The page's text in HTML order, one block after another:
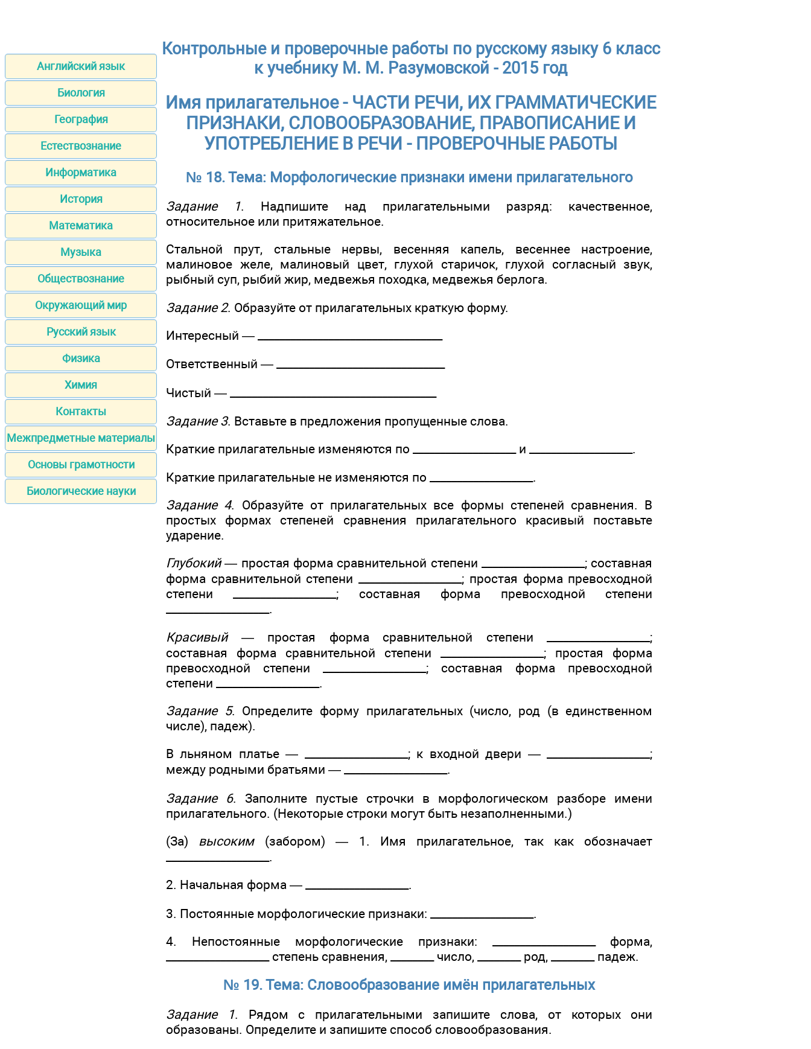
Английский язык
Биология
География
Естествознание
Информатика
История
Математика
Музыка
Обществознание
Окружающий мир
Русский язык
Физика
Химия
Контакты
Межпредметные материалы
Основы грамотности
Биологические науки
Контрольные и проверочные работы по русскому языку 6 класс
к учебнику М. М. Разумовской - 2015 год
Имя прилагательное - ЧАСТИ РЕЧИ, ИХ ГРАММАТИЧЕСКИЕ
ПРИЗНАКИ, СЛОВООБРАЗОВАНИЕ, ПРАВОПИСАНИЕ И
УПОТРЕБЛЕНИЕ В РЕЧИ - ПРОВЕРОЧНЫЕ РАБОТЫ
№ 18. Тема: Морфологические признаки имени прилагательного
Задание 1. Надпишите над прилагательными разряд: качественное,
относительное или притяжательное.
Стальной прут, стальные нервы, весенняя капель, весеннее настроение,
малиновое желе, малиновый цвет, глухой старичок, глухой согласный звук,
рыбный суп, рыбий жир, медвежья походка, медвежья берлога.
Задание 2. Образуйте от прилагательных краткую форму.
Интересный — ______________­____________________
Ответственный — ______________­_________________
Чистый — ________________­______________________
Задание 3. Вставьте в предложения пропущенные слова.
Краткие прилагательные изменяются по ___________________ и ___________________.
Краткие прилагательные не изменяются по ___________________.
Задание 4. Образуйте от прилагательных все формы степеней сравнения. В
простых формах степеней сравнения прилагательного красивый поставьте
ударение.
Глубокий— простая форма сравнительной степени ___________________; составная
форма сравнительной степени ___________________; простая форма превосходной
степени ___________________; составная форма превосходной степени
___________________.
Красивый— простая форма сравнительной степени ___________________;
составная форма сравнительной степени ___________________; простая форма
превосходной степени ___________________; составная форма превосходной
степени ___________________.
Задание 5. Определите форму прилагательных (число, род (в единственном
числе), падеж).
В льняном платье — ___________________; к входной двери — ___________________;
между родными братьями — ___________________.
Задание 6. Заполните пустые строчки в морфологическом разборе имени
прилагательного. (Некоторые строки могут быть незаполненными.)
(За) высоким(забором) — 1. Имя прилагательное, так как обозначает
___________________.
2. Начальная форма — ___________________.
3. Постоянные морфологические признаки: ___________________.
4. Непостоянные морфологические признаки: ___________________ форма,
___________________ степень сравнения, ________ число, ________ род, ________ падеж.
№ 19. Тема: Словообразование имён прилагательных
Задание 1. Рядом с прилагательными запишите слова, от которых они
образованы. Определите и запишите способ словообразования.